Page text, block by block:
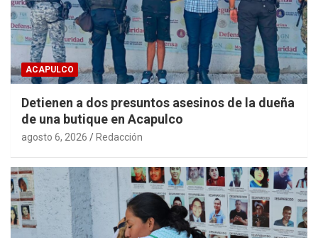
ACAPULCO
Detienen a dos presuntos asesinos de la dueña
de una butique en Acapulco
agosto 6, 2026 Redacción